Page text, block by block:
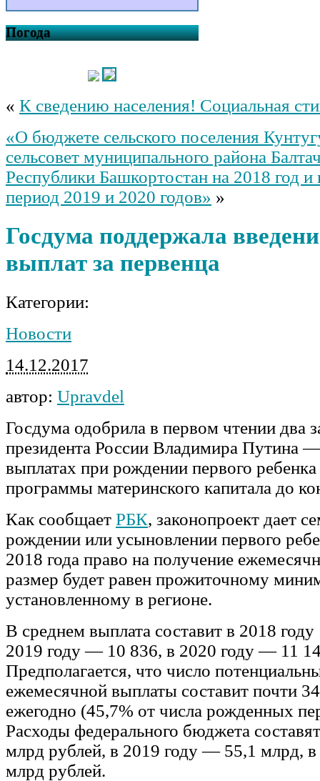
Погода
« К сведению населения! Социальная
«О бюджете сельского поселения
сельсовет муниципального района
Республики Башкортостан на 2018 год
период 2019 и 2020 годов» »
Госдума поддержала
выплат за первенца
Категории:
Новости
14.12.2017
автор: Upravdel
Госдума одобрила в первом чтении два
президента России Владимира Путина
выплатах при рождении первого
программы материнского капитала до
Как сообщает РБК, законопроект дает
рождении или усыновлении первого
2018 года право на получение
размер будет равен прожиточному
установленному в регионе.
В среднем выплата составит в 2018
2019 году — 10 836, в 2020 году — 11
Предполагается, что число
ежемесячной выплаты составит почти
ежегодно (45,7% от числа рожденных
Расходы федерального бюджета
млрд рублей, в 2019 году — 55,1 млрд,
млрд рублей.